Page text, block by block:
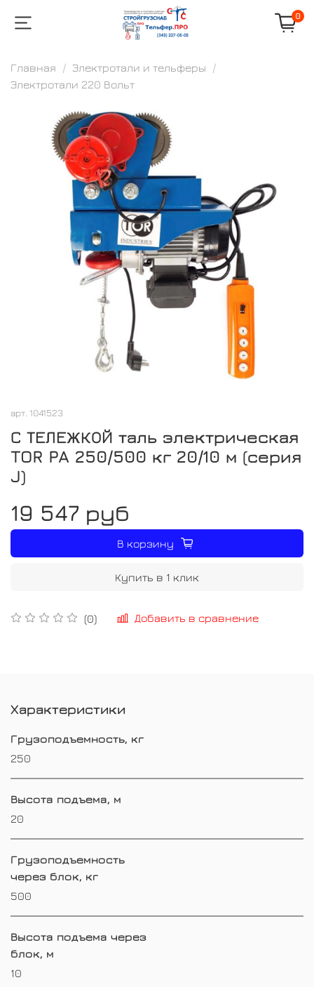
0
Главная
Электротали и тельферы
Электротали 220 Вольт
арт. 1041523
С ТЕЛЕЖКОЙ таль электрическая
TOR PA 250/500 кг 20/10 м (серия
J)
(0) Добавить в сравнение
19 547 руб
В корзину
Купить в 1 клик
Характеристики
Грузоподъемность, кг
250
Высота подъема, м
20
Грузоподъемность
через блок, кг
500
Высота подъема через
блок, м
10